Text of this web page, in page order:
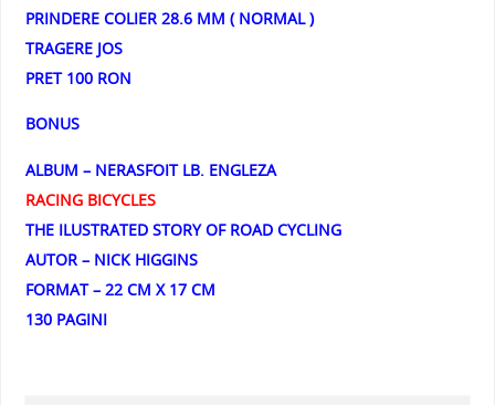
PRINDERE COLIER 28.6 MM ( NORMAL )
TRAGERE JOS
PRET 100 RON
BONUS
ALBUM – NERASFOIT LB. ENGLEZA
RACING BICYCLES
THE ILUSTRATED STORY OF ROAD CYCLING
AUTOR – NICK HIGGINS
FORMAT – 22 CM X 17 CM
130 PAGINI